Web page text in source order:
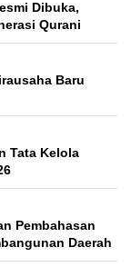
Dibuka,
Qurani
Baru
Tata Kelola
Pembahasan
Daerah